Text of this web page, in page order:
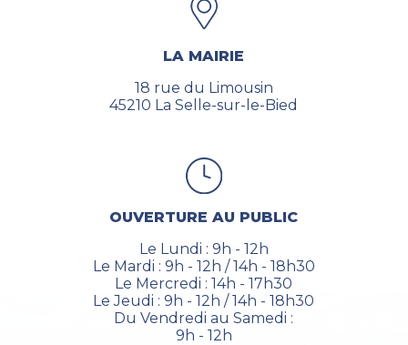
LA MAIRIE
18 rue du Limousin
45210 La Selle-sur-le-Bied
OUVERTURE AU PUBLIC
Le Lundi : 9h - 12h
Le Mardi : 9h - 12h / 14h - 18h30
Le Mercredi : 14h - 17h30
Le Jeudi : 9h - 12h / 14h - 18h30
Du Vendredi au Samedi :
9h - 12h